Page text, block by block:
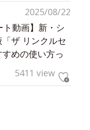
2025/08/22
ト動画】新・シ
ザ リンクルセ
めの使い方っ
5411 view